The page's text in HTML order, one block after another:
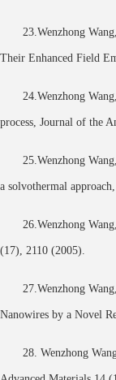
23.Wenzhong
Their Enhanced Field
24.Wenzhong
process, Journal of the
25.Wenzhong
a solvothermal
26.Wenzhong
(17), 2110 (2005).
27.Wenzhong
Nanowires by a Novel
28. Wenzhong